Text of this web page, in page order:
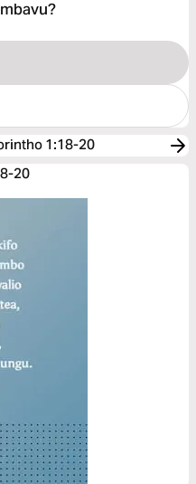
1:18-20
20